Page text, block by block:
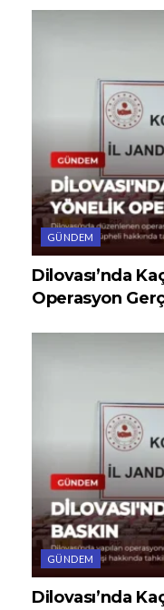
GÜNDEM
Dilovası’nda
Operasyon
GÜNDEM
Dilovası’nda